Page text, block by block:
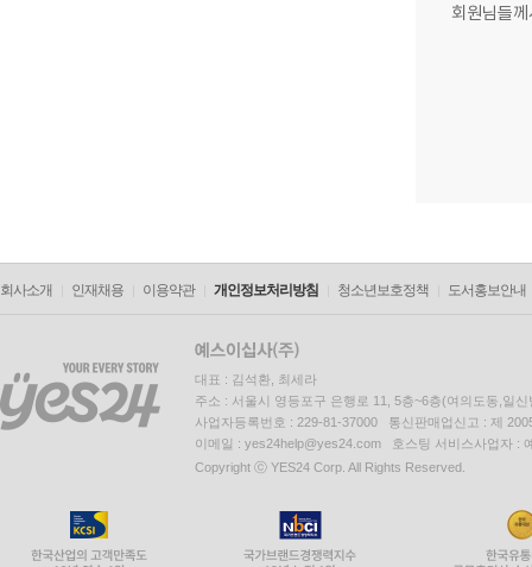
회원님들
회사소개 인재채용 이용약관 개인정보처리방침 청소년보호정책 도서홍보안내
대표 : 김석환, 최세라
주소 : 서울시 영등포구 은행로 11, 5층~6층(여의도동,일신
사업자등록번호 : 229-81-37000 통신판매업신고 : 제
이메일 : yes24help@yes24.com 호스팅 서비스사업자 :
Copyright ⓒ YES24 Corp. All Rights Reserved.